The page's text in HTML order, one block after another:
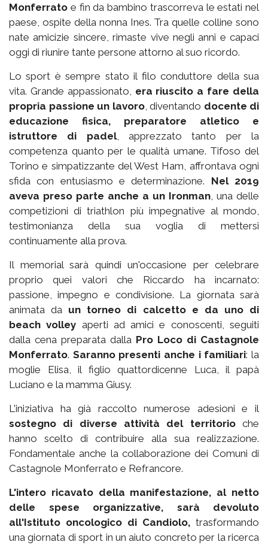
Monferrato e fin da bambino trascorreva le estati nel
paese, ospite della nonna Ines. Tra quelle colline sono
nate amicizie sincere, rimaste vive negli anni e capaci
oggi di riunire tante persone attorno al suo ricordo.
Lo sport è sempre stato il filo conduttore della sua
vita. Grande appassionato, era riuscito a fare della
propria passione un lavoro, diventando docente di
educazione fisica, preparatore atletico e
istruttore di padel, apprezzato tanto per la
competenza quanto per le qualità umane. Tifoso del
Torino e simpatizzante del West Ham, affrontava ogni
sfida con entusiasmo e determinazione. Nel 2019
aveva preso parte anche a un Ironman , una delle
competizioni di triathlon più impegnative al mondo,
testimonianza della sua voglia di mettersi
continuamente alla prova.
Il memorial sarà quindi un'occasione per celebrare
proprio quei valori che Riccardo ha incarnato:
passione, impegno e condivisione. La giornata sarà
animata da un torneo di calcetto e da uno di
beach volley aperti ad amici e conoscenti, seguiti
dalla cena preparata dalla Pro Loco di Castagnole
Monferrato. Saranno presenti anche i familiari: la
moglie Elisa, il figlio quattordicenne Luca, il papà
Luciano e la mamma Giusy.
L'iniziativa ha già raccolto numerose adesioni e il
sostegno di diverse attività del territorioche
hanno scelto di contribuire alla sua realizzazione.
Fondamentale anche la collaborazione dei Comuni di
Castagnole Monferrato e Refrancore.
L'intero ricavato della manifestazione, al netto
delle spese organizzative, sarà devoluto
all'Istituto oncologico di Candiolo, trasformando
una giornata di sport in un aiuto concreto per la ricerca